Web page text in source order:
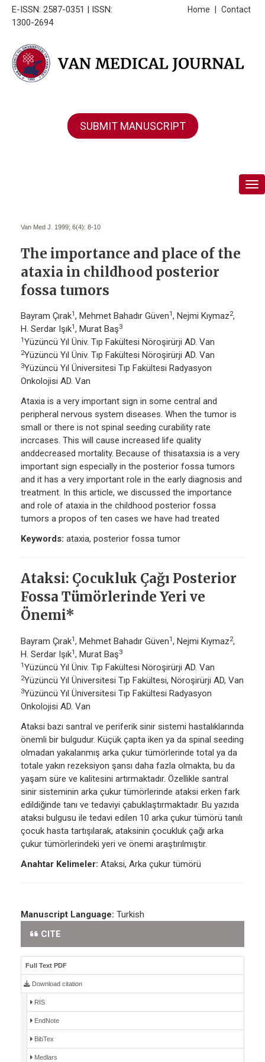
E-ISSN: 2587-0351 | ISSN:
1300-2694
Contact
Home
SUBMIT MANUSCRIPT
Van Med J. 1999; 6(4): 8-10
The importance and place of the
ataxia in childhood posterior
fossa tumors
Bayram Çırak1, Mehmet Bahadır Güven1, Nejmi Kıymaz2,
H. Serdar Işık1, Murat Baş3
1Yüzüncü Yıl Üniv. Tıp Fakültesi Nöroşirürji AD. Van
2Yüzüncü Yıl Üniv. Tıp Fakültesi Nöroşirürji AD. Van
3Yüzüncü Yıl Üniversitesi Tıp Fakültesi Radyasyon
Onkolojisi AD. Van
Ataxia is a very important sign in some central and
peripheral nervous system diseases. When the tumor is
small or there is not spinal seeding curability rate
incrcases. This will cause increased life quality
anddecreased mortality. Because of thisataxsia is a very
important sign especially in the posterior fossa tumors
and it has a very important role in the early diagnosis and
treatment. In this article, we discussed the importance
and role of ataxia in the childhood posterior fossa
tumors a propos of ten cases we have had treated
Keywords: ataxia, posterior fossa tumor
Ataksi: Çocukluk Çağı Posterior
Fossa Tümörlerinde Yeri ve
Önemi*
Bayram Çırak1, Mehmet Bahadır Güven1, Nejmi Kıymaz2,
H. Serdar Işık1, Murat Baş3
1Yüzüncü Yıl Üniv. Tıp Fakültesi Nöroşirürji AD. Van
2Yüzüncü Yıl Üniversitesi Tıp Fakültesi, Nöroşirürji AD, Van
3Yüzüncü Yıl Üniversitesi Tıp Fakültesi Radyasyon
Onkolojisi AD. Van
Ataksi bazı santral ve periferik sinir sistemi hastalıklarında
önemli bir bulgudur. Küçük çapta iken ya da spinal seeding
olmadan yakalanmış arka çukur tümörlerinde total ya da
totale yakın rezeksiyon şansı daha fazla olmakta, bu da
yaşam süre ve kalitesini artırmaktadır. Özellikle santral
sinir sisteminin arka çukur tümörlerinde ataksi erken fark
edildiğinde tanı ve tedaviyi çabuklaştırmaktadır. Bu yazıda
ataksi bulgusu ile tedavi edilen 10 arka çukur tümörü tanılı
çocuk hasta tartışılarak, ataksinin çocukluk çağı arka
çukur tümörlerindeki yeri ve önemi araştırılmıştır.
Anahtar Kelimeler: Ataksi, Arka çukur tümörü
Manuscript Language: Turkish
CITE
Full Text PDF
Download citation
RIS
EndNote
BibTex
Medlars